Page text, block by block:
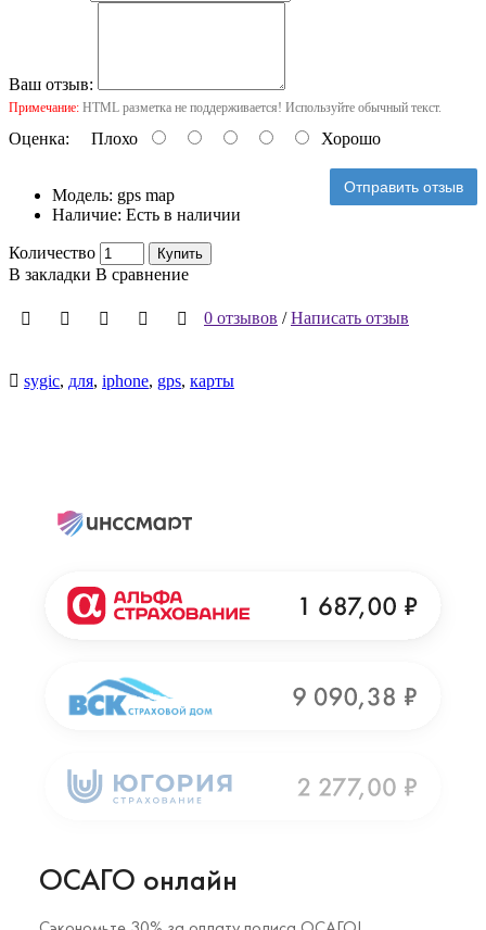
Ваш отзыв:
Примечание: HTML разметка не поддерживается! Используйте обычный текст.
Оценка: Плохо Хорошо
Отправить отзыв
Модель: gps map
Наличие: Есть в наличии
Количество Купить
В закладки В сравнение
0 отзывов /Написать отзыв
sygic, для, iphone, gps, карты